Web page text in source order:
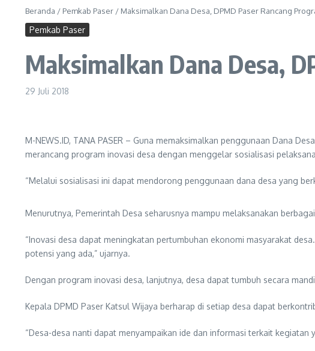
Beranda / Pemkab Paser / Maksimalkan Dana Desa, DPMD Paser Rancang
Pemkab Paser
Maksimalkan Dana Desa,
29 Juli 2018
M-NEWS.ID, TANA PASER – Guna memaksimalkan penggunaan Dana
merancang program inovasi desa dengan menggelar sosialisasi
“Melalui sosialisasi ini dapat mendorong penggunaan dana desa yang
Menurutnya, Pemerintah Desa seharusnya mampu melaksanakan
“Inovasi desa dapat meningkatan pertumbuhan ekonomi masyarakat
potensi yang ada,” ujarnya.
Dengan program inovasi desa, lanjutnya, desa dapat tumbuh secara
Kepala DPMD Paser Katsul Wijaya berharap di setiap desa dapat
“Desa-desa nanti dapat menyampaikan ide dan informasi terkait kegiatan